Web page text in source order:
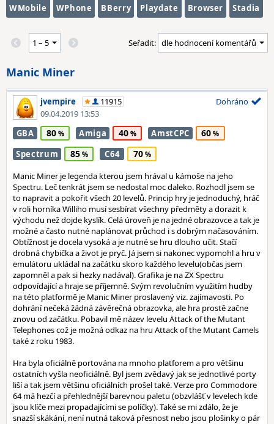
WMobile WPhone BBerry Playdate Browser Stadia
Seřadit:
Manic Miner
jvempire
11915
09.04.2019 13:53
Dohráno
GBA 80 Amiga 40 AmstCPC 60
Spectrum 85 C64 70
Manic Miner je legenda kterou jsem hrával u kámoše na jeho
Spectru. Leč tenkrát jsem se nedostal moc daleko. Rozhodl jsem se
to napravit a pokořit všech 20 levelů. Princip hry je jednoduchý, hráč
v roli horníka Williho musí sesbírat všechny předměty a dorazit k
východu než dojde kyslík. Celá úroveň je na jedné obrazovce a tak je
možné a často nutné naplánovat průchod i s dobrým načasováním.
Obtížnost je docela vysoká a je nutné se hru dlouho učit. Stačí
drobná chybička a život je pryč. Já jsem si nakonec vypomohl a hru v
emulátoru ukládal na začátku skoro každého levelu(občas jsem
zapomněl a pak si hezky nadával). Grafika je na ZX Spectru
odpovídající a hraje se příjemně. Svým revolučním využitím hudby
na této platformě je Manic Miner proslavený viz. zajímavosti. Po
dohrání nečeká žádná závěrečná obrazovka, ale hra prostě začne
znovu od začátku. Pobavil mě název levelu Attack of the Mutant
Telephones což je možná odkaz na hru Attack of the Mutant Camels
také z roku 1983.
Hra byla oficiálně portována na mnoho platforem a pro většinu
ostatních vyšla neoficiálně. Byl jsem zvědavý jak se jednotlivé porty
liší a tak jsem většinu oficiálních prošel také. Verze pro Commodore
64 má hezčí a přehlednější barevnou paletu (obzvlášť v levelech kde
jsou klíče mezi propadajícími se políčky). Také se mi zdálo, že je
snazší skákání, není nutná taková přesnost nebo jsou plošinky o pár